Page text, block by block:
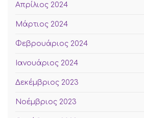
Απρίλιος 2024
Μάρτιος 2024
Φεβρουάριος 2024
Ιανουάριος 2024
Δεκέμβριος 2023
Νοέμβριος 2023